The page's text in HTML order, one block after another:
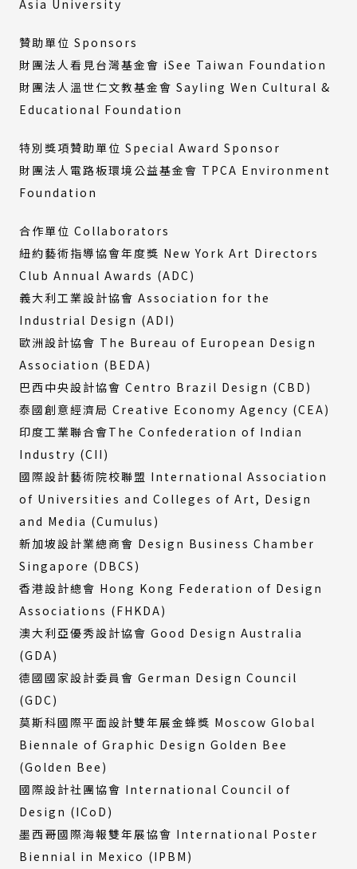
Asia University
贊助單位 Sponsors
財團法人看見台灣基金會 iSee Taiwan Foundation
財團法人溫世仁文教基金會 Sayling Wen Cultural &
Educational Foundation
特別獎項贊助單位 Special Award Sponsor
財團法人電路板環境公益基金會 TPCA Environment
Foundation
合作單位 Collaborators
紐約藝術指導協會年度獎 New York Art Directors
Club Annual Awards (ADC)
義大利工業設計協會 Association for the
Industrial Design (ADI)
歐洲設計協會 The Bureau of European Design
Association (BEDA)
巴西中央設計協會 Centro Brazil Design (CBD)
泰國創意經濟局 Creative Economy Agency (CEA)
印度工業聯合會The Confederation of Indian
Industry (CII)
國際設計藝術院校聯盟 International Association
of Universities and Colleges of Art, Design
and Media (Cumulus)
新加坡設計業總商會 Design Business Chamber
Singapore (DBCS)
香港設計總會 Hong Kong Federation of Design
Associations (FHKDA)
澳大利亞優秀設計協會 Good Design Australia
(GDA)
德國國家設計委員會 German Design Council
(GDC)
莫斯科國際平面設計雙年展金蜂獎 Moscow Global
Biennale of Graphic Design Golden Bee
(Golden Bee)
國際設計社團協會 International Council of
Design (ICoD)
墨西哥國際海報雙年展協會 International Poster
Biennial in Mexico (IPBM)